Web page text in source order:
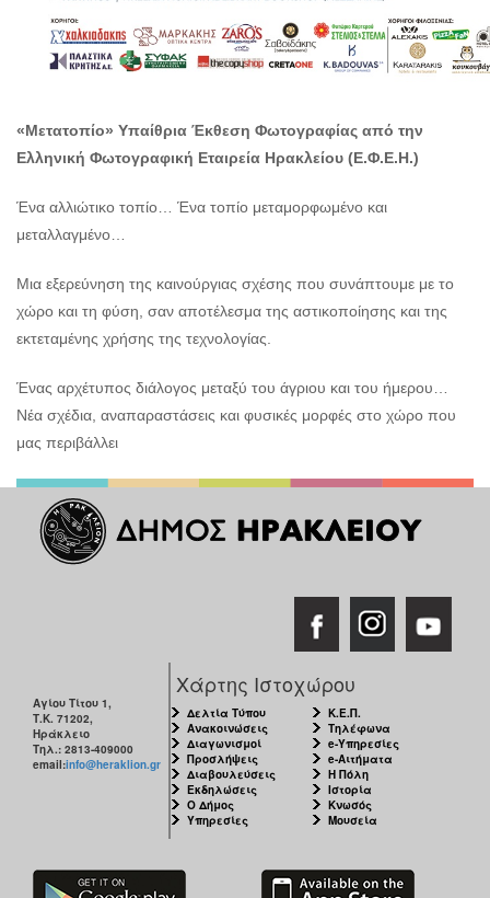
ΠΟΛΙΤΙΣΜΟΣ
«Μετατοπίο» Υπαίθρια Έκθεση Φωτογραφίας από την
Ελληνική Φωτογραφική Εταιρεία Ηρακλείου (Ε.Φ.Ε.Η.)
Ένα αλλιώτικο τοπίο… Ένα τοπίο μεταμορφωμένο και
μεταλλαγμένο…
Μια εξερεύνηση της καινούργιας σχέσης που συνάπτουμε με το
χώρο και τη φύση, σαν αποτέλεσμα της αστικοποίησης και της
εκτεταμένης χρήσης της τεχνολογίας.
Ένας αρχέτυπος διάλογος μεταξύ του άγριου και του ήμερου…
Νέα σχέδια, αναπαραστάσεις και φυσικές μορφές στο χώρο που
μας περιβάλλει
Αγίου Τίτου 1,
Τ.Κ. 71202,
Ηράκλειο
Τηλ.: 2813-409000
email:info@heraklion.gr
Χάρτης Ιστοχώρου
Δελτία Τύπου
Ανακοινώσεις
Διαγωνισμοί
Προσλήψεις
Διαβουλεύσεις
Εκδηλώσεις
Ο Δήμος
Υπηρεσίες
Κ.Ε.Π.
Τηλέφωνα
e-Υπηρεσίες
e-Αιτήματα
Η Πόλη
Ιστορία
Κνωσός
Μουσεία